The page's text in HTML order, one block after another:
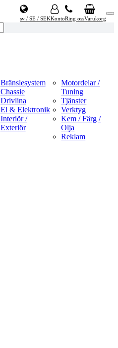
sv / SE / SEKKontoRing ossVarukorg
Bränslesystem
Chassie
Drivlina
El & Elektronik
Interiör /
Exteriör
Motordelar /
Tuning
Tjänster
Verktyg
Kem / Färg /
Olja
Reklam